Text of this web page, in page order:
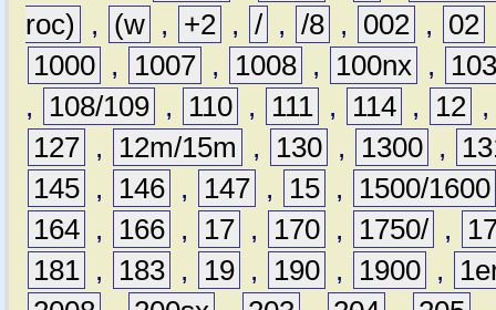
roc)
, (w , +2 , / , /8 , 002 , 02
1000 , 1007 , 1008 , 100nx ,
,
108/109 , 110 , 111 , 114 , 12
127 , 12m/15m , 130 , 1300 ,
145 , 146 , 147 , 15 ,
1500/1600
164 , 166 , 17 , 170 , 1750/ ,
181 , 183 , 19 , 190 , 1900 ,